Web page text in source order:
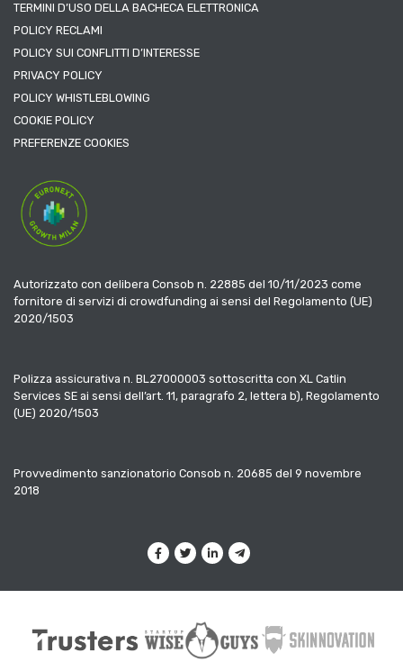
TERMINI D’USO DELLA BACHECA ELETTRONICA
POLICY RECLAMI
POLICY SUI CONFLITTI D’INTERESSE
PRIVACY POLICY
POLICY WHISTLEBLOWING
COOKIE POLICY
PREFERENZE COOKIES
Autorizzato con delibera Consob n. 22885 del 10/11/2023 come
fornitore di servizi di crowdfunding ai sensi del Regolamento (UE)
2020/1503
Polizza assicurativa n. BL27000003 sottoscritta con XL Catlin
Services SE ai sensi dell’art. 11, paragrafo 2, lettera b), Regolamento
(UE) 2020/1503
Provvedimento sanzionatorio Consob n. 20685 del 9 novembre
2018